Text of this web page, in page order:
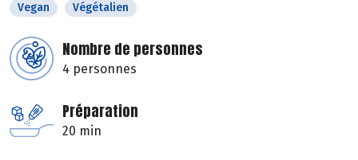
Vegan
Végétalien
Nombre de personnes
4 personnes
Préparation
20 min